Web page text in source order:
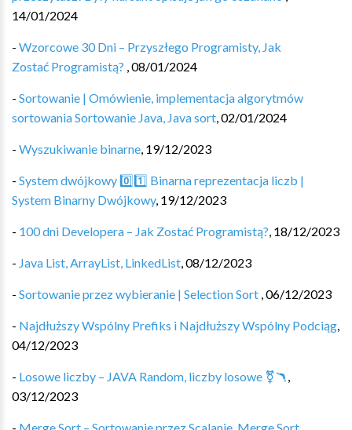
14/01/2024
- Wzorcowe 30 Dni – Przyszłego Programisty, Jak
Zostać Programistą? ,08/01/2024
- Sortowanie | Omówienie, implementacja algorytmów
sortowania Sortowanie Java, Java sort,02/01/2024
- Wyszukiwanie binarne, 19/12/2023
- System dwójkowy 0️⃣1️⃣ Binarna reprezentacja liczb |
System Binarny Dwójkowy, 19/12/2023
- 100 dni Developera – Jak Zostać Programistą?, 18/12/2023
- Java List, ArrayList, LinkedList,08/12/2023
- Sortowanie przez wybieranie | Selection Sort ,06/12/2023
- Najdłuższy Wspólny Prefiks i Najdłuższy Wspólny Podciąg,
04/12/2023
- Losowe liczby – JAVA Random, liczby losowe ⚧️🪃,
03/12/2023